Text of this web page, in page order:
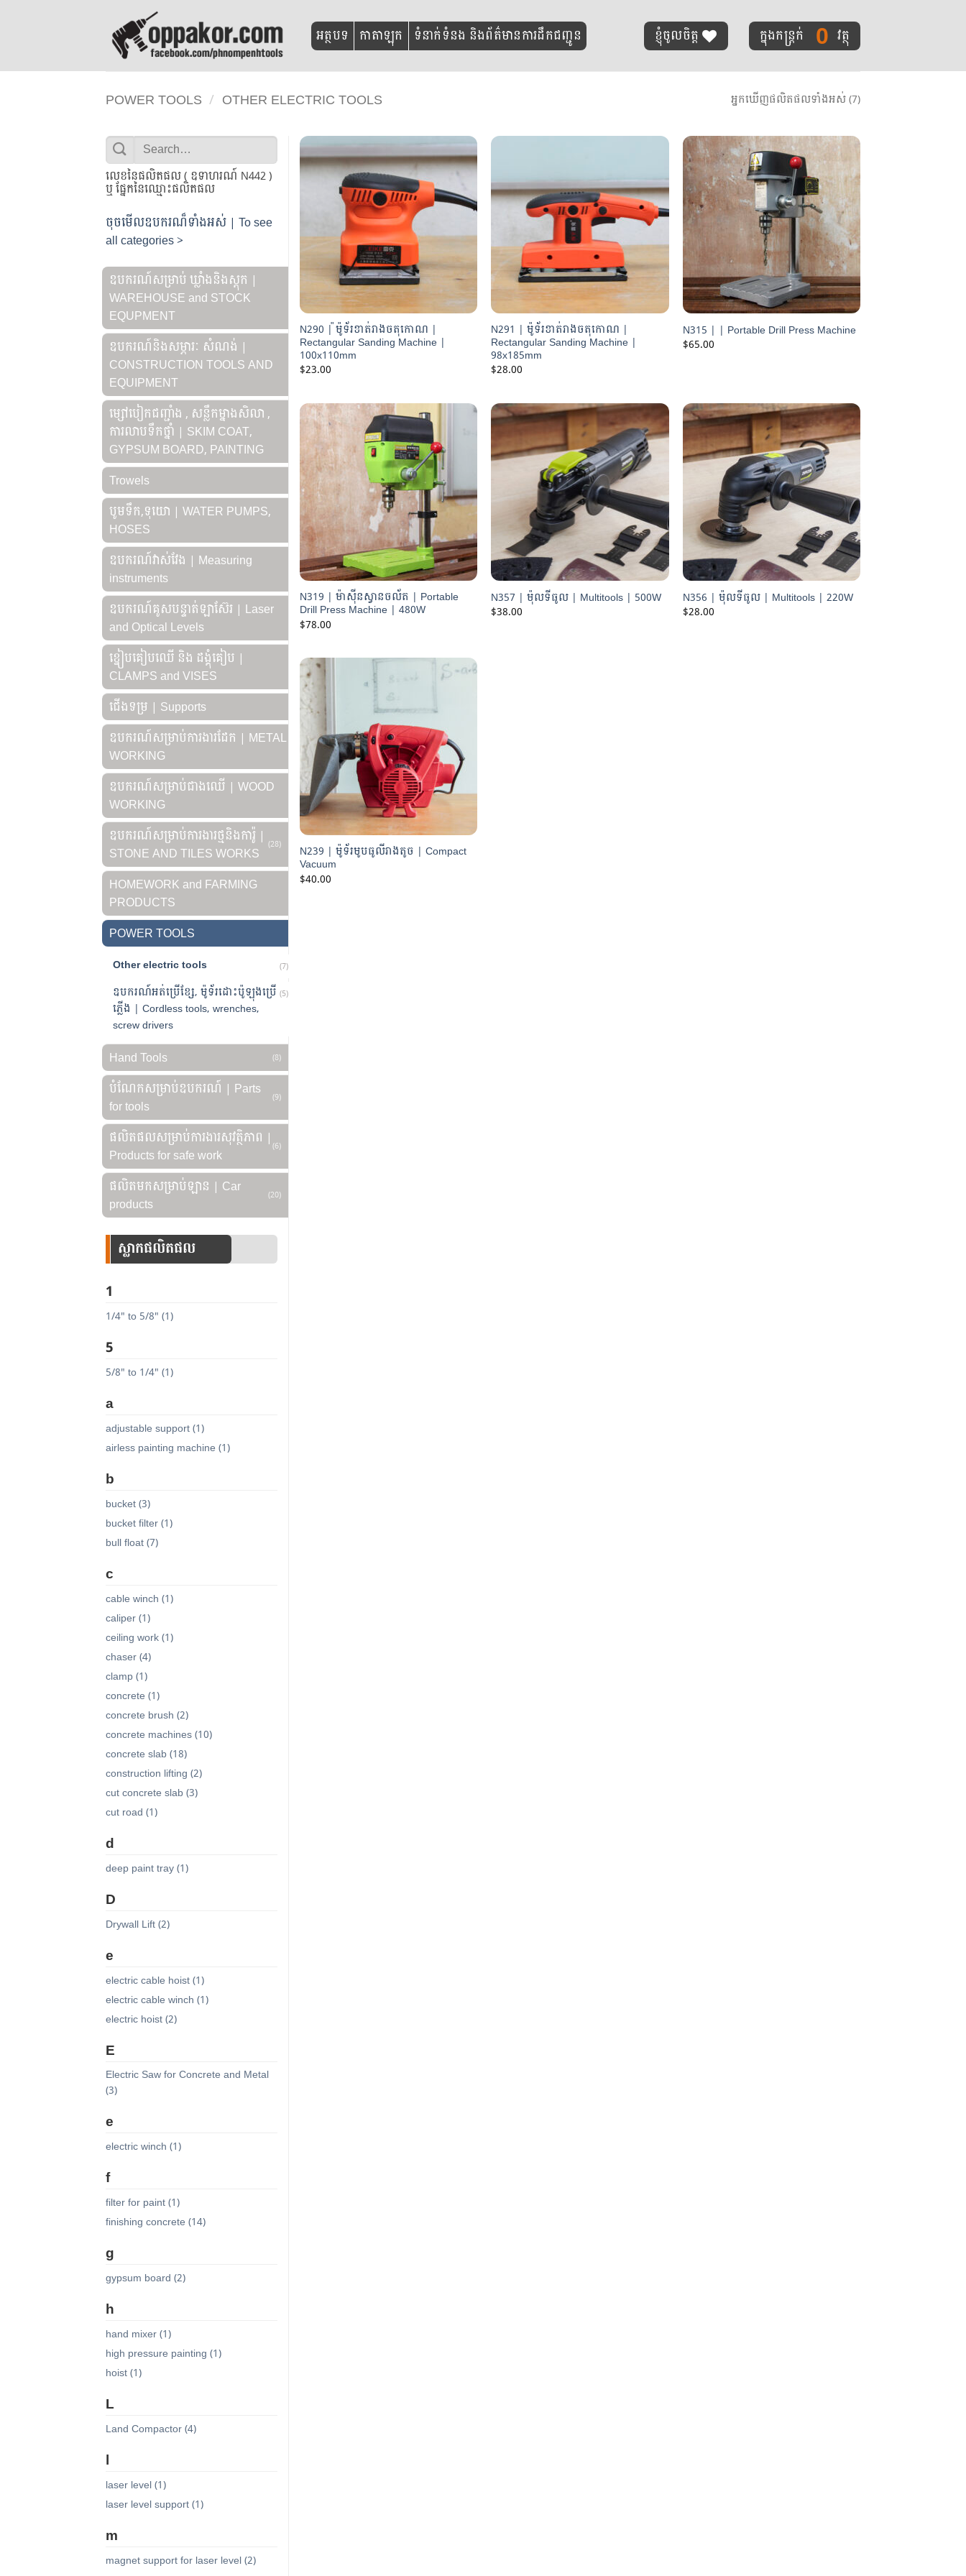
អត្ថបទ កាតាឡុក ទំនាក់ទំនង និងព័ត៌មានការដឹកជញ្ជូន ខ្ញុំចូលចិត្ត ក្នុងកន្ត្រក់ 0 វត្ថុ
POWER TOOLS / OTHER ELECTRIC TOOLS អ្នកឃើញផលិតផលទាំងអស់ (7)
Search
for:
លេខនៃផលិតផល ( ឧទាហរណ៍ N442 )
ឬ ផ្នែកនៃឈ្មោះផលិតផល
ចុចមើលឧបករណ៏ទាំងអស់ | To see
all categories >
ឧបករណ៍សម្រាប់ ឃ្លាំងនិងស្តុក |
WAREHOUSE and STOCK
EQUPMENT
ឧបករណ៍និងសម្ភារៈ សំណង់ |
CONSTRUCTION TOOLS AND
EQUIPMENT
ម្សៅបៀកជញ្ជាំង , សន្លឹកម្នាងសិលា ,
ការលាបទឹកថ្នាំ | SKIM COAT,
GYPSUM BOARD, PAINTING
Trowels
បូមទឹក,ទុយោ | WATER PUMPS,
HOSES
ឧបករណ៍វាស់វែង | Measuring
instruments
ឧបករណ៍គូសបន្ទាត់ឡាស៊ែរ | Laser
and Optical Levels
ខ្នៀបគៀបឈើ និង ដង្គុំគៀប |
CLAMPS and VISES
ជើងទម្រ | Supports
ឧបករណ៍សម្រាប់ការងារដែក | METAL
WORKING
ឧបករណ៍សម្រាប់ជាងឈើ | WOOD
WORKING
ឧបករណ៍សម្រាប់ការងារថ្មនិងការ៉ូ |
STONE AND TILES WORKS
(28)
HOMEWORK and FARMING
PRODUCTS
POWER TOOLS
Other electric tools (7)
ឧបករណ៍អត់ប្រើខ្សែ, ម៉ូទ័រដោះប៉ូឡុងប្រើ
ភ្លើង | Cordless tools, wrenches,
screw drivers
(5)
Hand Tools (8)
បំណែកសម្រាប់ឧបករណ៍ | Parts
for tools
(9)
ផលិតផលសម្រាប់ការងារសុវត្ថិភាព |
Products for safe work
(6)
ផលិតមកសម្រាប់ឡាន | Car
products
(20)
ស្លាកផលិតផល
1
1/4" to 5/8" (1)
5
5/8" to 1/4" (1)
a
adjustable support (1)
airless painting machine (1)
b
bucket (3)
bucket filter (1)
bull float (7)
c
cable winch (1)
caliper (1)
ceiling work (1)
chaser (4)
clamp (1)
concrete (1)
concrete brush (2)
concrete machines (10)
concrete slab (18)
construction lifting (2)
cut concrete slab (3)
cut road (1)
d
deep paint tray (1)
D
Drywall Lift (2)
e
electric cable hoist (1)
electric cable winch (1)
electric hoist (2)
E
Electric Saw for Concrete and Metal
(3)
e
electric winch (1)
f
filter for paint (1)
finishing concrete (14)
g
gypsum board (2)
h
hand mixer (1)
high pressure painting (1)
hoist (1)
L
Land Compactor (4)
l
laser level (1)
laser level support (1)
m
magnet support for laser level (2)
N290 | ៉ម៉ូទ័រខាត់រាងចតុកោណ |
Rectangular Sanding Machine |
100x110mm
$23.00
N291 | ម៉ូទ័រខាត់រាងចតុកោណ |
Rectangular Sanding Machine |
98x185mm
$28.00
N315 | | Portable Drill Press Machine
$65.00
N319 | ម៉ាស៊ីនស្វានចល័ត | Portable
Drill Press Machine | 480W
$78.00
N357 | ម៉ុលទីធូល | Multitools | 500W
$38.00
N356 | ម៉ុលទីធូល | Multitools | 220W
$28.00
N239 | ម៉ូទ័រមូបធូលីរាងតូច | Compact
Vacuum
$40.00